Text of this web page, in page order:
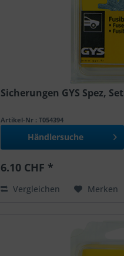
Sicherungen GYS Spez,
Artikel-Nr : T054394
Händlersuche
6.10 CHF *
Vergleichen Merken